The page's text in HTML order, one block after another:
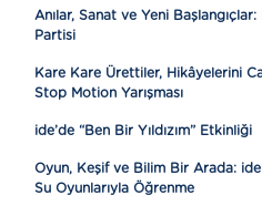
Anılar, Sanat ve Yeni
Partisi
Kare Kare Ürettiler, Hikâyelerini
Stop Motion Yarışması
ide’de “Ben Bir Yıldızım” Etkinliği
Oyun, Keşif ve Bilim Bir Arada: ide
Su Oyunlarıyla Öğrenme